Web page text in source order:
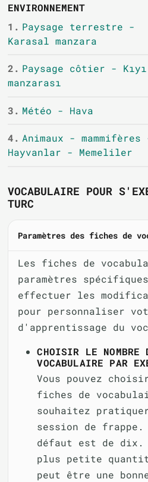
ENVIRONNEMENT
1. Paysage terrestre -
Karasal manzara
2. Paysage côtier - Kıyı
manzarası
3. Météo - Hava
4. Animaux - mammifères
Hayvanlar - Memeliler
VOCABULAIRE POUR
TURC
Paramètres des fiches de
Les fiches de
paramètres
effectuer les
pour personnaliser
d'apprentissage du
CHOISIR LE NOMBRE
VOCABULAIRE PAR
Vous pouvez
fiches de
souhaitez
session de frappe.
défaut est de dix.
plus petite
peut être une